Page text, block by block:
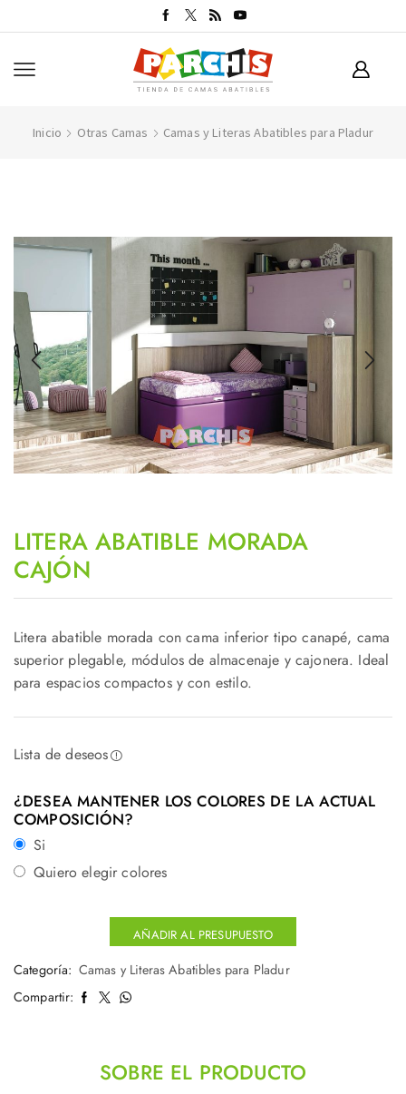
Inicio Otras Camas Camas y Literas Abatibles para Pladur
LITERA ABATIBLE MORADA
CAJÓN
Litera abatible morada con cama inferior tipo canapé, cama
superior plegable, módulos de almacenaje y cajonera. Ideal
para espacios compactos y con estilo.
Lista de deseos
¿DESEA MANTENER LOS COLORES DE LA ACTUAL
COMPOSICIÓN?
Si
Quiero elegir colores
AÑADIR AL PRESUPUESTO
Categoría: Camas y Literas Abatibles para Pladur
Compartir:
SOBRE EL PRODUCTO